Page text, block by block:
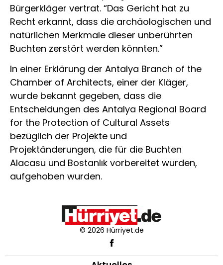
Bürgerkläger vertrat. “Das Gericht hat zu
Recht erkannt, dass die archäologischen und
natürlichen Merkmale dieser unberührten
Buchten zerstört werden könnten.”
In einer Erklärung der Antalya Branch of the
Chamber of Architects, einer der Kläger,
wurde bekannt gegeben, dass die
Entscheidungen des Antalya Regional Board
for the Protection of Cultural Assets
bezüglich der Projekte und
Projektänderungen, die für die Buchten
Alacasu und Bostanlık vorbereitet wurden,
aufgehoben wurden.
© 2026 Hürriyet.de